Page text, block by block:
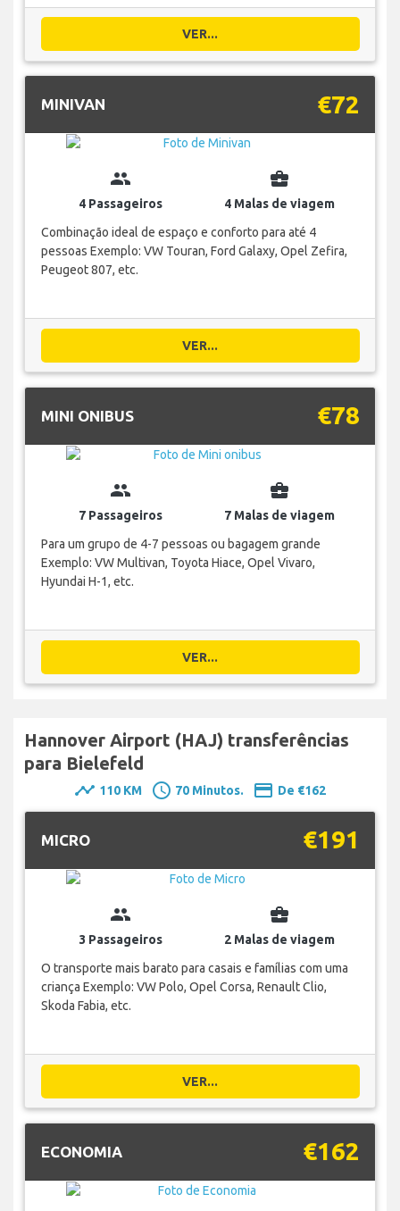
VER...
MINIVAN €72
group
4 Passageiros
business_center
4 Malas de viagem
Combinação ideal de espaço e conforto para até 4
pessoas Exemplo: VW Touran, Ford Galaxy, Opel Zefira,
Peugeot 807, etc.
VER...
MINI ONIBUS €78
group
7 Passageiros
business_center
7 Malas de viagem
Para um grupo de 4-7 pessoas ou bagagem grande
Exemplo: VW Multivan, Toyota Hiace, Opel Vivaro,
Hyundai H-1, etc.
VER...
Hannover Airport (HAJ) transferências
para Bielefeld
timeline 110 KM schedule 70 Minutos. payment De €162
MICRO €191
group
3 Passageiros
business_center
2 Malas de viagem
O transporte mais barato para casais e famílias com uma
criança Exemplo: VW Polo, Opel Corsa, Renault Clio,
Skoda Fabia, etc.
VER...
ECONOMIA €162